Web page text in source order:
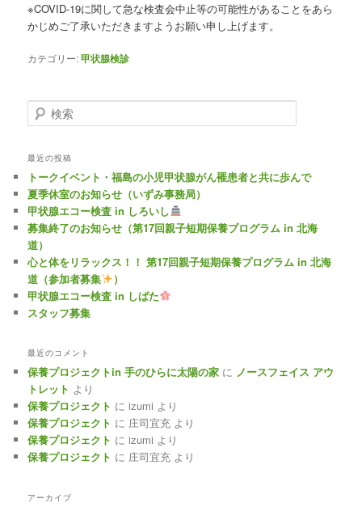
※COVID-19に関して急な検査会中止等の可能性があることをあら
かじめご了承いただきますようお願い申し上げます。
カテゴリー:甲状腺検診
検索
最近の投稿
トークイベント・福島の小児甲状腺がん罹患者と共に歩んで
夏季休室のお知らせ（いずみ事務局）
甲状腺エコー検査 in しろいし
募集終了のお知らせ（第17回親子短期保養プログラム in 北海
道）
心と体をリラックス！！ 第17回親子短期保養プログラム in 北海
道（参加者募集
）
甲状腺エコー検査 in しばた
スタッフ募集
最近のコメント
保養プロジェクトin 手のひらに太陽の家 に ノースフェイス アウ
トレット より
保養プロジェクト にizumi より
保養プロジェクト に 庄司宜充 より
保養プロジェクト にizumi より
保養プロジェクト に 庄司宜充 より
アーカイブ